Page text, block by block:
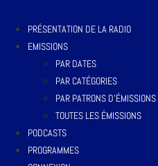
PRÉSENTATION DE LA RADIO
EMISSIONS
PAR DATES
PAR CATÉGORIES
PAR PATRONS D’ÉMISSIONS
TOUTES LES ÉMISSIONS
PODCASTS
PROGRAMMES